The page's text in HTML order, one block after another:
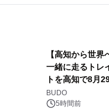
【高知から世
一緒に走るトレ
トを高知で8月
BUDO
5時間前